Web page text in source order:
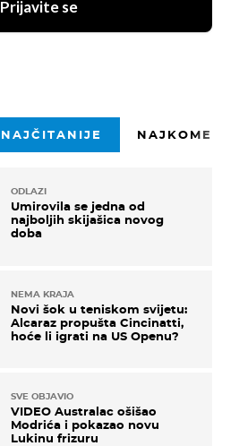
Prijavite se
NAJČITANIJE
ODLAZI
Umirovila se jedna od
najboljih skijašica novog
doba
NEMA KRAJA
Novi šok u teniskom svijetu:
Alcaraz propušta Cincinatti,
hoće li igrati na US Openu?
SVE OBJAVIO
VIDEO Australac ošišao
Modrića i pokazao novu
Lukinu frizuru